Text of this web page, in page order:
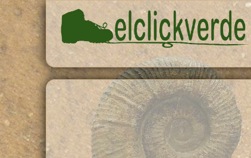
Pasar al contenido principal